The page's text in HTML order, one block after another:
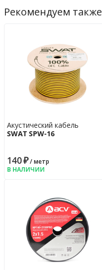
Рекомендуем также
Акустический кабель
SWAT SPW-16
140₽/ метр
В НАЛИЧИИ